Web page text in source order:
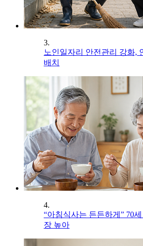
3.
노인일자리 안전관리 강화,
배치
4.
“아침식사는 든든하게” 70
장 높아